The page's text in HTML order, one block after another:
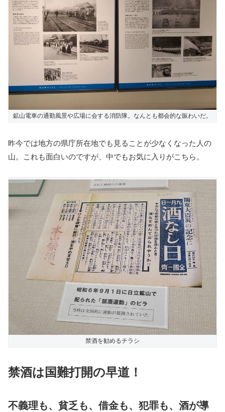
鉱山電車の通勤風景や広場に会する消防隊。なんとも都会的な賑わいだ。
昨今では地方の県庁所在地でも見ることが少なくなった人の
山。これも面白いのですが、中でもお気に入りがこちら。
禁酒を勧めるチラシ
禁酒は国難打開の早道！
不義理も、貧乏も、借金も、犯罪も、酒が導